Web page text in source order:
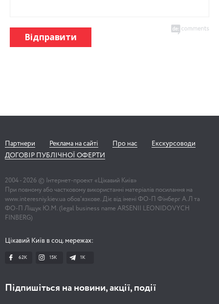
Відправити
Партнери Реклама на сайті Про нас
Екскурсоводи
ДОГОВІР ПУБЛІЧНОЇ ОФЕРТИ
2004 - 2026 © Інтернет-проект «Цікавий Київ»
При повному або частковому використанні матеріалів посилання на
www.interesniy.kiev.ua обов'язкове. Діє від імені ФО-П Фінберг А.Л та
ФО-П Ліщук Ю.М. (legal business name ARSENII LEONIDOVYCH
FINBERG)
Цікавий Київ в соц. мережах:
62K 15K 1К
Підпишіться на новини, акції, події